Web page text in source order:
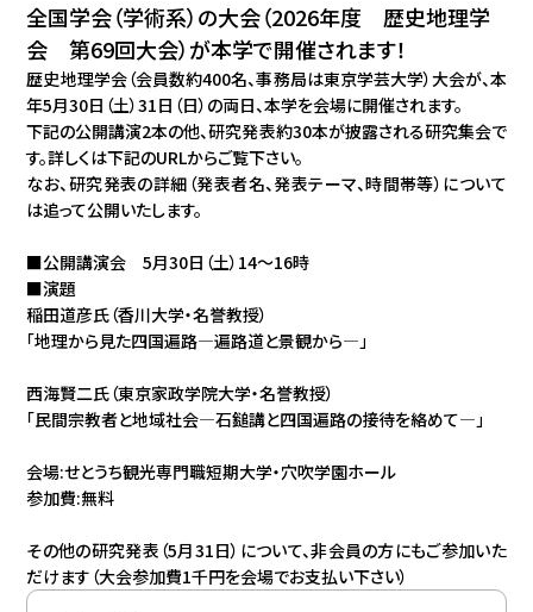
全国学会（学術系）の大会（2026年度 歴史地理学
会 第69回大会）が本学で開催されます！
歴史地理学会（会員数約400名、事務局は東京学芸大学）大会が、本
年5月30日（土）31日（日）の両日、本学を会場に開催されます。
下記の公開講演2本の他、研究発表約30本が披露される研究集会で
す。詳しくは下記のURLからご覧下さい。
なお、研究発表の詳細（発表者名、発表テーマ、時間帯等）について
は追って公開いたします。
■公開講演会 5月30日（土）14～16時
■演題
稲田道彦氏（香川大学・名誉教授）
「地理から見た四国遍路―遍路道と景観から―」
西海賢二氏（東京家政学院大学・名誉教授）
「民間宗教者と地域社会―石鎚講と四国遍路の接待を絡めて―」
会場:せとうち観光専門職短期大学・穴吹学園ホール
参加費:無料
その他の研究発表（5月31日）について、非会員の方にもご参加いた
だけます（大会参加費1千円を会場でお支払い下さい）